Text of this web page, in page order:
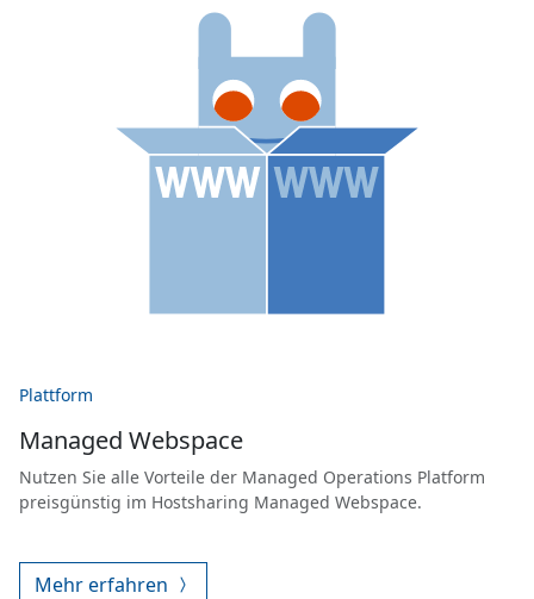
Plattform
Managed Webspace
Nutzen Sie alle Vorteile der Managed Operations Platform
preisgünstig im Hostsharing Managed Webspace.
Mehr erfahren